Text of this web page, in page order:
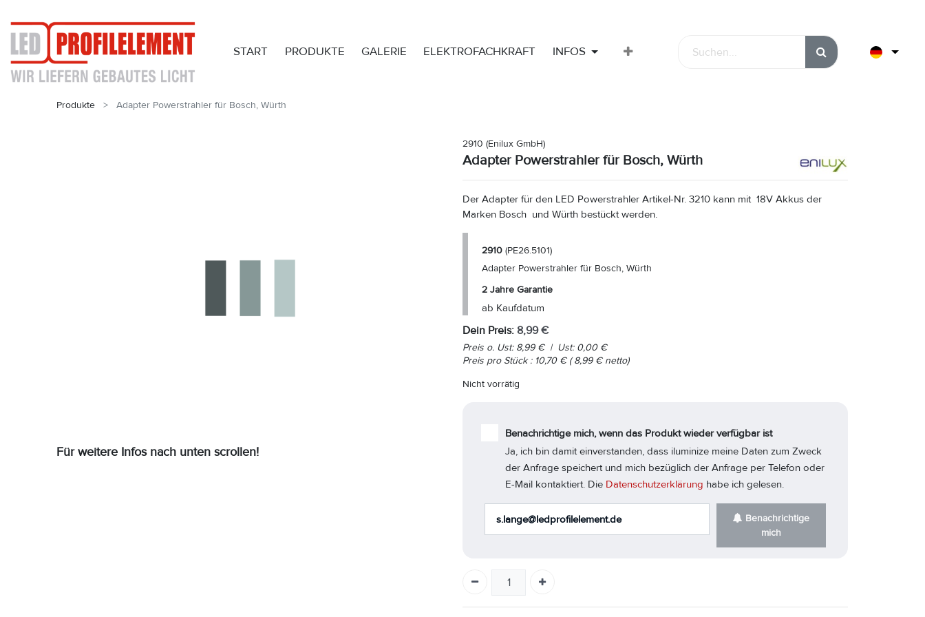
START PRODUKTE GALERIE ELEKTROFACHKRAFT INFOS
Produkte Adapter Powerstrahler für Bosch, Würth
Für weitere Infos nach unten scrollen!
2910 (Enilux GmbH)
Adapter Powerstrahler für Bosch, Würth
Der Adapter für den LED Powerstrahler Artikel-Nr. 3210 kann mit 18V Akkus der
Marken Bosch und Würth bestückt werden.
2910 (PE26.5101)
Adapter Powerstrahler für Bosch, Würth
2 Jahre Garantie
ab Kaufdatum
Dein Preis: 8,99€
Preis o. Ust: 8,99€ | Ust: 0,00€
Preis pro Stück: 10,70€ (8,99€netto)
Nicht vorrätig
Benachrichtige mich, wenn das Produkt wieder verfügbar ist
Ja, ich bin damit einverstanden, dass iluminize meine Daten zum Zweck
der Anfrage speichert und mich bezüglich der Anfrage per Telefon oder
E-Mail kontaktiert. Die Datenschutzerklärung habe ich gelesen.
mich